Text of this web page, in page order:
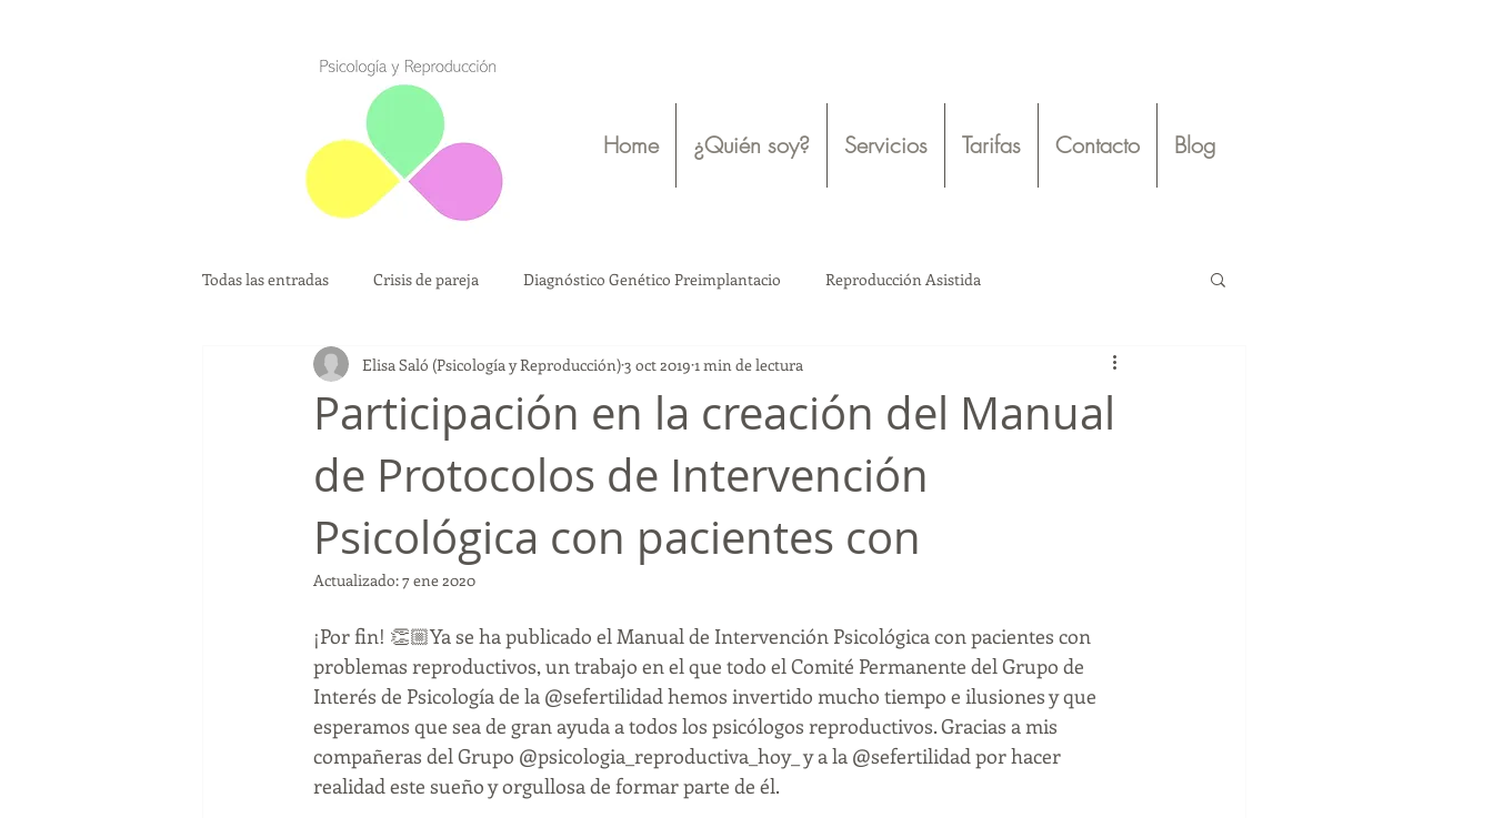
Home ¿Quién soy? Servicios Tarifas Contacto Blog
Todas las entradas Crisis de pareja Diagnóstico Genético Preimplantacio Reproducción Asistida
Madres solteras por Elección Ovodonación Bienestar emocional
Diagnóstico Genético Preimplantacio Ovodonación Madres solteras por Elección
psicologo reproduccion SEF fertilidad infertilidad duelo perinatal
psicologia coronavirua coronavirus covid-19 ansiedad depresión pensamientos negativos
trauma psicologaemdr terapiaemdr
Participación en la creación del Manual
de Protocolos de Intervención
Psicológica con pacientes con
Elisa Saló (Psicología y Reproducción)3 oct 2019 1 min de lectura
Actualizado:7 ene 2020
¡Por fin! 👏🏼Ya se ha publicado el Manual de Intervención Psicológica con pacientes con
problemas reproductivos, un trabajo en el que todo el Comité Permanente del Grupo de
Interés de Psicología de la @sefertilidad hemos invertido mucho tiempo e ilusiones y que
esperamos que sea de gran ayuda a todos los psicólogos reproductivos. Gracias a mis
compañeras del Grupo @psicologia_reproductiva_hoy_ y a la @sefertilidad por hacer
realidad este sueño y orgullosa de formar parte de él.